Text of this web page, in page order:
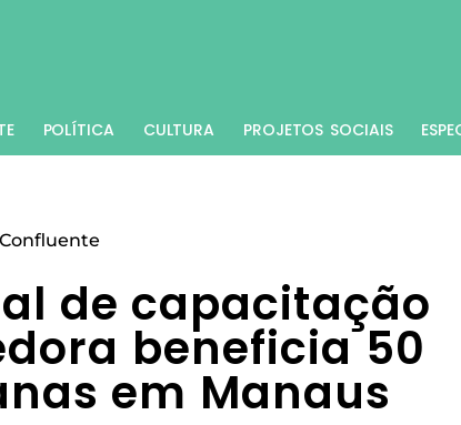
POLÍTICA CULTURA PROJETOS SOCIAIS
de capacitação
beneficia 50
em Manaus